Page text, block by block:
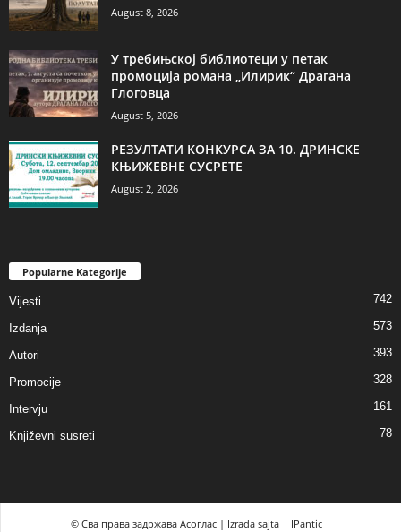
August 8, 2026
У требињској библиотеци у петак
промоција романа „Илирик“ Драгана
Глоговца
August 5, 2026
РЕЗУЛТАТИ КОНКУРСА ЗА 10. ДРИНСКЕ
КЊИЖЕВНЕ СУСРЕТЕ
August 2, 2026
Popularne Kategorije
Vijesti 742
Izdanja 573
Autori 393
Promocije 328
Intervju 161
Književni susreti 78
© Сва права задржава Асоглас | Izrada sajta IPantic